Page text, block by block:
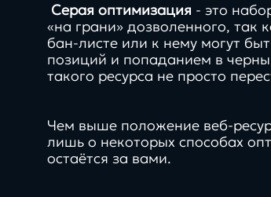
Серая оптимизация - это
«на грани» дозволенного, так
бан-листе или к нему могут
позиций и попаданием в
такого ресурса не просто
Чем выше положение веб-
лишь о некоторых способах
остаётся за вами.